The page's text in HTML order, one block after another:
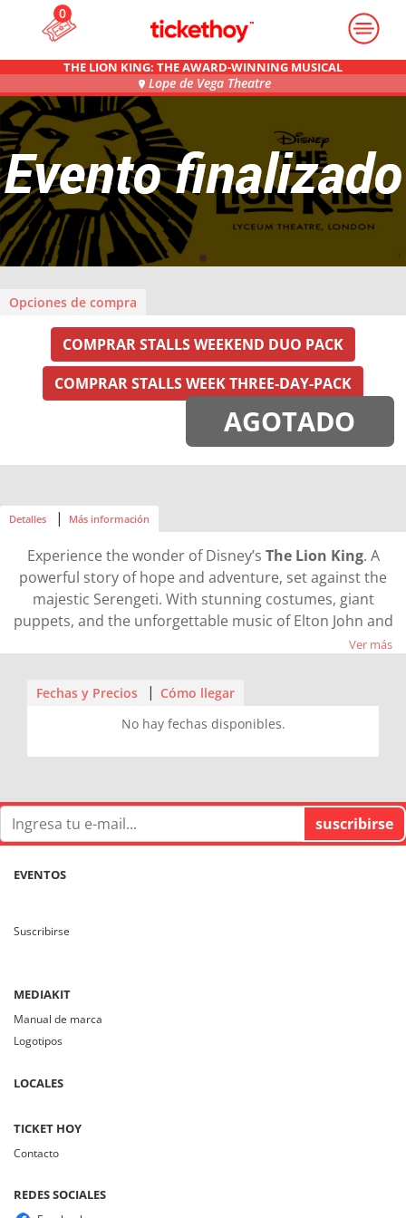
0
THE LION KING: THE AWARD-WINNING MUSICAL
Lope de Vega Theatre
Opciones de compra
COMPRAR STALLS WEEKEND DUO PACK
COMPRAR STALLS WEEK THREE-DAY-PACK
AGOTADO
Detalles Más información
Experience the wonder of Disney’s The Lion King. A
powerful story of hope and adventure, set against the
majestic Serengeti. With stunning costumes, giant
puppets, and the unforgettable music of Elton John and
Tim Rice, it’s the #1 musical in the world. Perfect for all
Ver más
Fechas y Precios
Cómo llegar
No hay fechas disponibles.
EVENTOS
Suscribirse
MEDIAKIT
Manual de marca
Logotipos
LOCALES
TICKET HOY
Contacto
REDES SOCIALES